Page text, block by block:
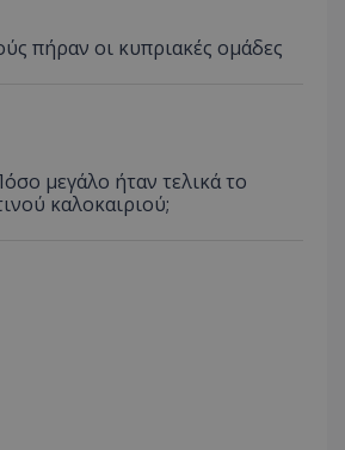
πήραν οι κυπριακές ομάδες
μεγάλο ήταν τελικά το
καλοκαιριού;